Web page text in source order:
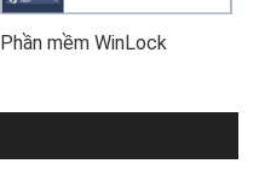
Phần mềm WinLock